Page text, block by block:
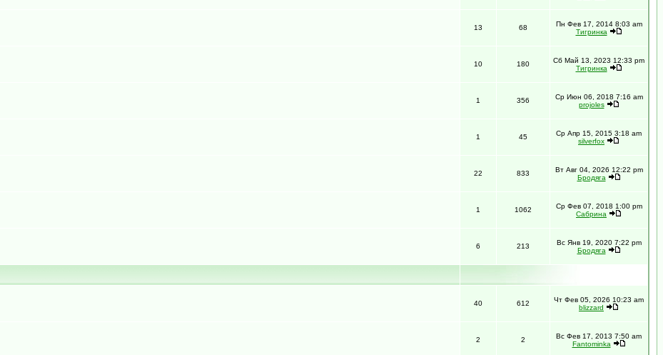
13 68
Пн Фев 17, 2014 8:03 am
Тигринка
10 180
Сб Май 13, 2023 12:33 pm
Тигринка
1 356
Ср Июн 06, 2018 7:16 am
projoles
1 45
Ср Апр 15, 2015 3:18 am
silverfox
22 833
Вт Авг 04, 2026 12:22 pm
Бродяга
1 1062
Ср Фев 07, 2018 1:00 pm
Сабрина
6 213
Вс Янв 19, 2020 7:22 pm
Бродяга
40 612
Чт Фев 05, 2026 10:23 am
blizzard
2 2
Вс Фев 17, 2013 7:50 am
Fantominka